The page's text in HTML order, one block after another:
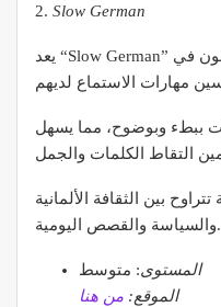
2. Slow German
يعد “Slow German” خيارًا رائعًا للمستمعين الذين يرغبون في
ببطء وبوضوح، مما يسهل
بين الثقافة الألمانية
والسياسة والقصص اليومية.
المستوى: متوسط
الموقع: من هنا